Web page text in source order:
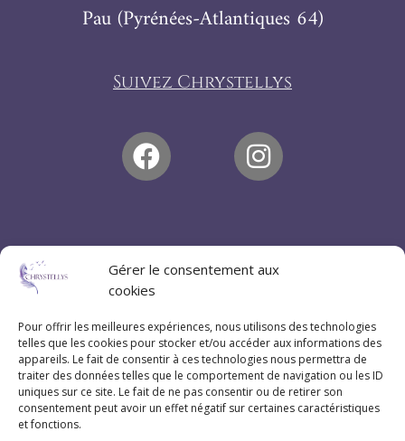
Gérer le consentement aux
cookies
Pour offrir les meilleures expériences, nous utilisons des technologies
telles que les cookies pour stocker et/ou accéder aux informations des
appareils. Le fait de consentir à ces technologies nous permettra de
traiter des données telles que le comportement de navigation ou les ID
uniques sur ce site. Le fait de ne pas consentir ou de retirer son
consentement peut avoir un effet négatif sur certaines caractéristiques
et fonctions.
Pau (Pyrénées-Atlantiques 64)
Suivez Chrystellys